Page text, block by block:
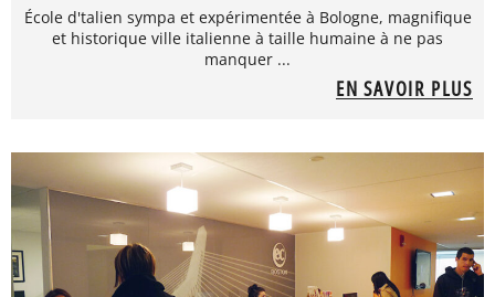
École d'talien sympa et expérimentée à Bologne, magnifique
et historique ville italienne à taille humaine à ne pas
manquer ...
EN SAVOIR PLUS